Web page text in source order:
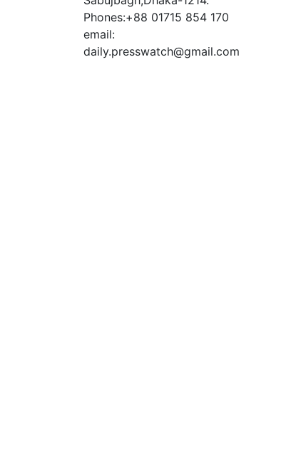
Phones:+88 01715 854 170
email:
daily.presswatch@gmail.com